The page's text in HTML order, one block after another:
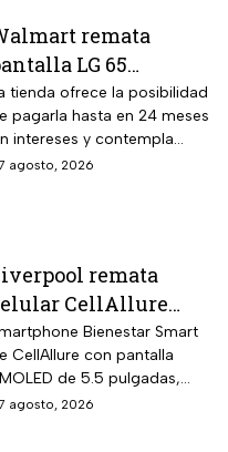
Google TV.
remata
LG 65
UHD 4K con
de
artificial
ThinQ
tienda ofrece la posibilidad
pagarla hasta en 24 meses
intereses y contempla
hasta 30 días
agosto, 2026
remata
CellAllure
AMOLED 5.5
con botón
ideal para adultos
mayores: rebaja de 55%
Bienestar Smart
CellAllure con pantalla
de 5.5 pulgadas,
operativo Android 13
agosto, 2026